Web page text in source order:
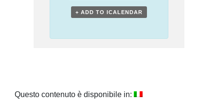
+ ADD TO ICALENDAR
Questo contenuto è disponibile in: